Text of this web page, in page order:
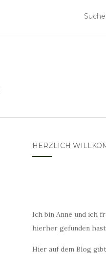
HERZLICH
Ich bin Anne und ich
hierher gefunden
Hier auf dem Blog